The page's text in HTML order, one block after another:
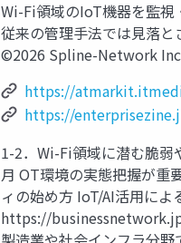
Wi-Fi領域のIoT機器を監視
従来の管理手法では見落
©2026 Spline-Network
https://
https://
1-2．Wi-Fi領域に潜む脆弱
月 OT環境の実態把握が重
ィの始め方 IoT/AI活用によ
https://